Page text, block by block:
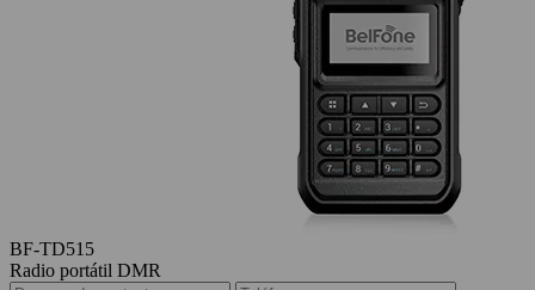
BF-TD515
Radio portátil DMR